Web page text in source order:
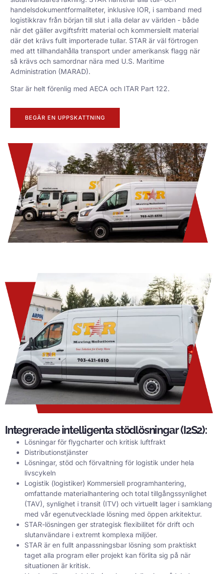
handelsdokumentformaliteter, inklusive IOR, i samband med
logistikkrav från början till slut i alla delar av världen - både
när det gäller avgiftsfritt material och kommersiellt material
där det krävs fullt importerade tullar. STAR är väl förtrogen
med att tillhandahålla transport under amerikansk flagg när
så krävs och samordnar nära med U.S. Maritime
Administration (MARAD).
Star är helt förenlig med AECA och ITAR Part 122.
BEGÄR EN UPPSKATTNING
Integrerade intelligenta stödlösningar (I2S2):
Lösningar för flygcharter och kritisk luftfrakt
Distributionstjänster
Lösningar, stöd och förvaltning för logistik under hela
livscykeln
Logistik (logistiker) Kommersiell programhantering,
omfattande materialhantering och total tillgångssynlighet
(TAV), synlighet i transit (ITV) och virtuellt lager i samklang
med vår egenutvecklade lösning med öppen arkitektur.
STAR-lösningen ger strategisk flexibilitet för drift och
slutanvändare i extremt komplexa miljöer.
STAR är en fullt anpassningsbar lösning som praktiskt
taget alla program eller projekt kan förlita sig på när
situationen är kritisk.